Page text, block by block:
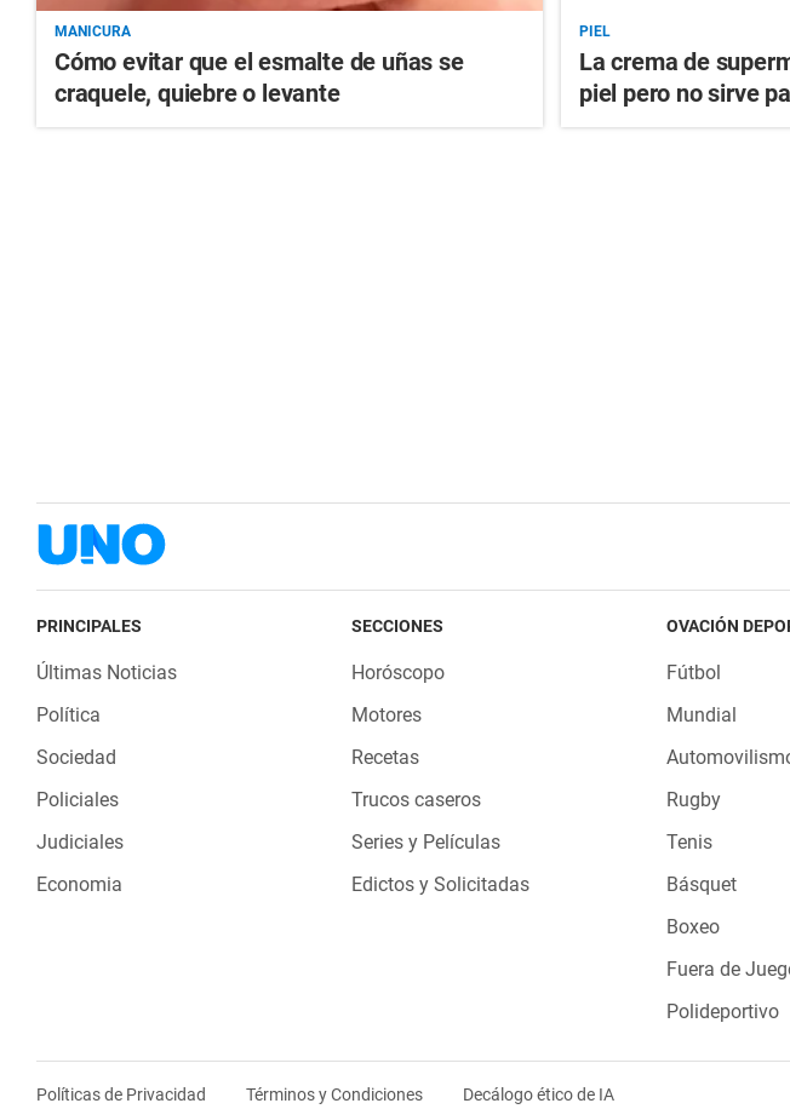
MANICURA
Cómo evitar que el esmalte de uñas se
craquele, quiebre o levante
PIEL
La crema de
piel pero no sirve
PRINCIPALES
Últimas Noticias
Política
Sociedad
Policiales
Judiciales
Economia
SECCIONES
Horóscopo
Motores
Recetas
Trucos caseros
Series y Películas
Edictos y Solicitadas
OVACIÓN
Fútbol
Mundial
Rugby
Tenis
Básquet
Boxeo
Fuera de
Polideportivo
Políticas de Privacidad Términos y Condiciones Decálogo ético de IA